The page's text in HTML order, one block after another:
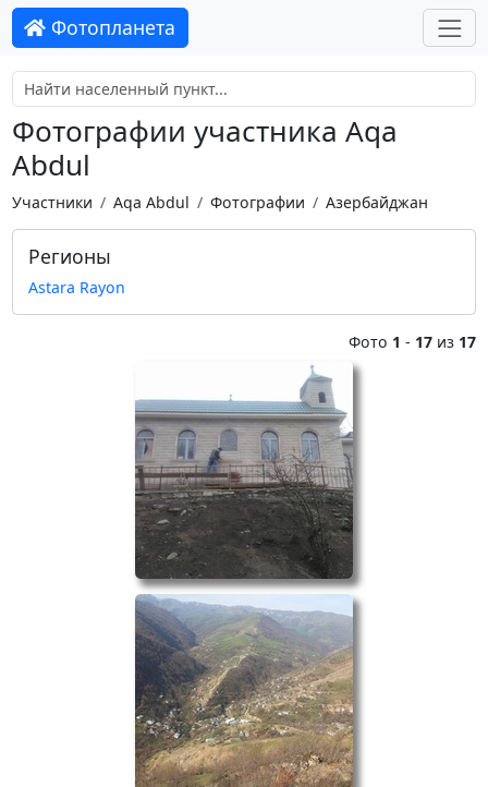
Фотопланета
Фотографии участника Aqa
Abdul
Участники Aqa Abdul Фотографии Азербайджан
Регионы
Astara Rayon
Фото 1 - 17 из 17